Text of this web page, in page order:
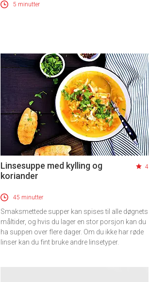
5 minutter
Linsesuppe med kylling og
koriander
4
45 minutter
Smaksmettede supper kan spises til alle døgnets
måltider, og hvis du lager en stor porsjon kan du
ha suppen over flere dager. Om du ikke har røde
linser kan du fint bruke andre linsetyper.